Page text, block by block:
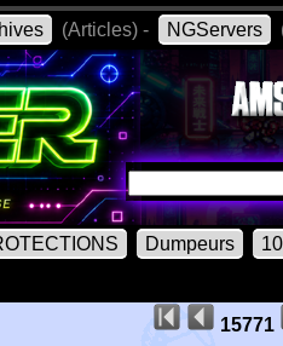
(Articles) - NGServers
Dumpeurs
15771